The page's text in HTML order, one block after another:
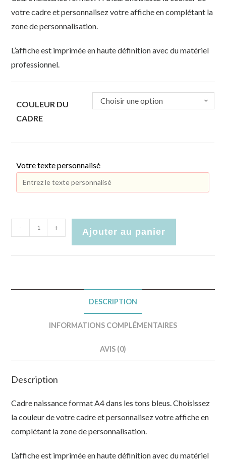
votre cadre et personnalisez votre affiche en complétant la
zone de personnalisation.
L’affiche est imprimée en haute définition avec du matériel
professionnel.
COULEUR DU
CADRE
Choisir une option
Votre texte personnalisé
- + Ajouter au panier
DESCRIPTION
INFORMATIONS COMPLÉMENTAIRES
AVIS (0)
Description
Cadre naissance format A4 dans les tons bleus. Choisissez
la couleur de votre cadre et personnalisez votre affiche en
complétant la zone de personnalisation.
L’affiche est imprimée en haute définition avec du matériel